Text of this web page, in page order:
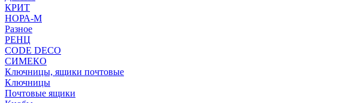
КРИТ
НОРА-М
Разное
РЕНЦ
СODE DECO
СИМЕКО
Ключницы, ящики почтовые
Ключницы
Почтовые ящики